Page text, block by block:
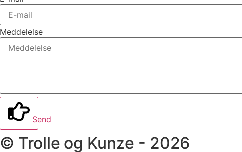
Meddelelse
Send
© Trolle og Kunze - 2026